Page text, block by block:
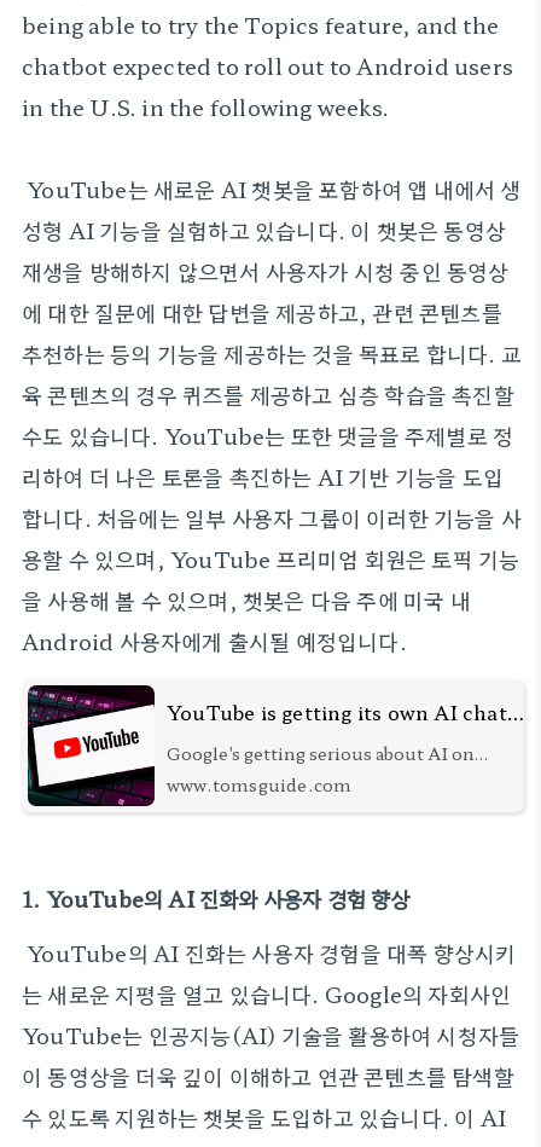
being able to try the Topics feature, and the
chatbot expected to roll out to Android users
in the U.S. in the following weeks.
YouTube는 새로운 AI 챗봇을 포함하여 앱 내에서 생
성형 AI 기능을 실험하고 있습니다. 이 챗봇은 동영상
재생을 방해하지 않으면서 사용자가 시청 중인 동영상
에 대한 질문에 대한 답변을 제공하고, 관련 콘텐츠를
추천하는 등의 기능을 제공하는 것을 목표로 합니다. 교
육 콘텐츠의 경우 퀴즈를 제공하고 심층 학습을 촉진할
수도 있습니다. YouTube는 또한 댓글을 주제별로 정
리하여 더 나은 토론을 촉진하는 AI 기반 기능을 도입
합니다. 처음에는 일부 사용자 그룹이 이러한 기능을 사
용할 수 있으며, YouTube 프리미엄 회원은 토픽 기능
을 사용해 볼 수 있으며, 챗봇은 다음 주에 미국 내
Android 사용자에게 출시될 예정입니다.
YouTube is getting its own AI chatbot — what you need to know
Google's getting serious about AI on
YouTube
www.tomsguide.com
1. YouTube의 AI 진화와 사용자 경험 향상
YouTube의 AI 진화는 사용자 경험을 대폭 향상시키
는 새로운 지평을 열고 있습니다. Google의 자회사인
YouTube는 인공지능(AI) 기술을 활용하여 시청자들
이 동영상을 더욱 깊이 이해하고 연관 콘텐츠를 탐색할
수 있도록 지원하는 챗봇을 도입하고 있습니다. 이 AI